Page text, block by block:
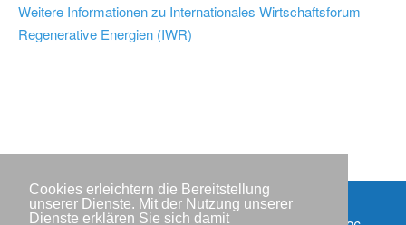
Cookies erleichtern die Bereitstellung
unserer Dienste. Mit der Nutzung unserer
Dienste erklären Sie sich damit
Weitere Informationen zu Internationales Wirtschaftsforum
Regenerative Energien (IWR)